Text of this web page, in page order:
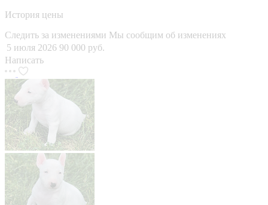
История цены
Следить за изменениями Мы сообщим об изменениях
5 июля 2026 90 000 руб.
Написать